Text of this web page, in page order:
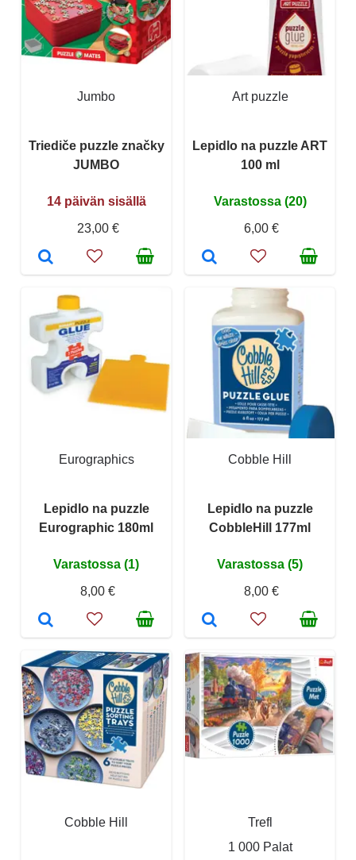
Jumbo
Triediče puzzle značky
JUMBO
14 päivän sisällä
23,00 €
Art puzzle
Lepidlo na puzzle ART
100 ml
Varastossa (20)
6,00 €
Eurographics
Lepidlo na puzzle
Eurographic 180ml
Varastossa (1)
8,00 €
Cobble Hill
Lepidlo na puzzle
CobbleHill 177ml
Varastossa (5)
8,00 €
Cobble Hill
Trefl
1 000 Palat